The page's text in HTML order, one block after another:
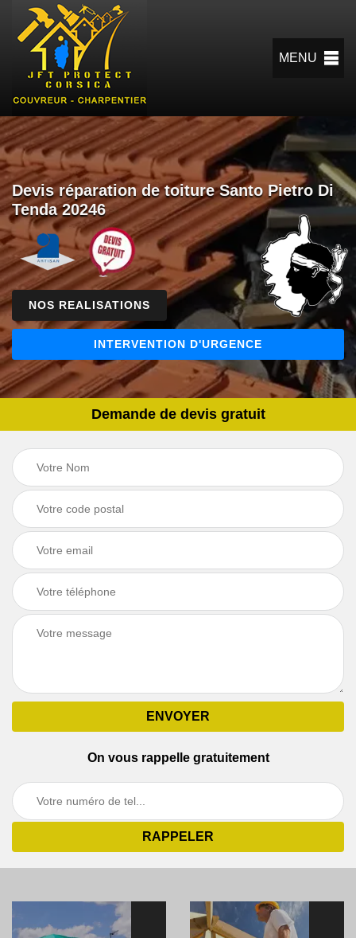
MENU
Devis réparation de toiture Santo Pietro Di
Tenda 20246
NOS REALISATIONS
INTERVENTION D'URGENCE
Demande de devis gratuit
On vous rappelle gratuitement